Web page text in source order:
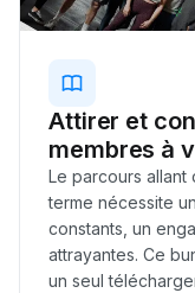
Attirer et
membres à
Le parcours allant
terme nécessite
constants, un
attrayantes. Ce
un seul